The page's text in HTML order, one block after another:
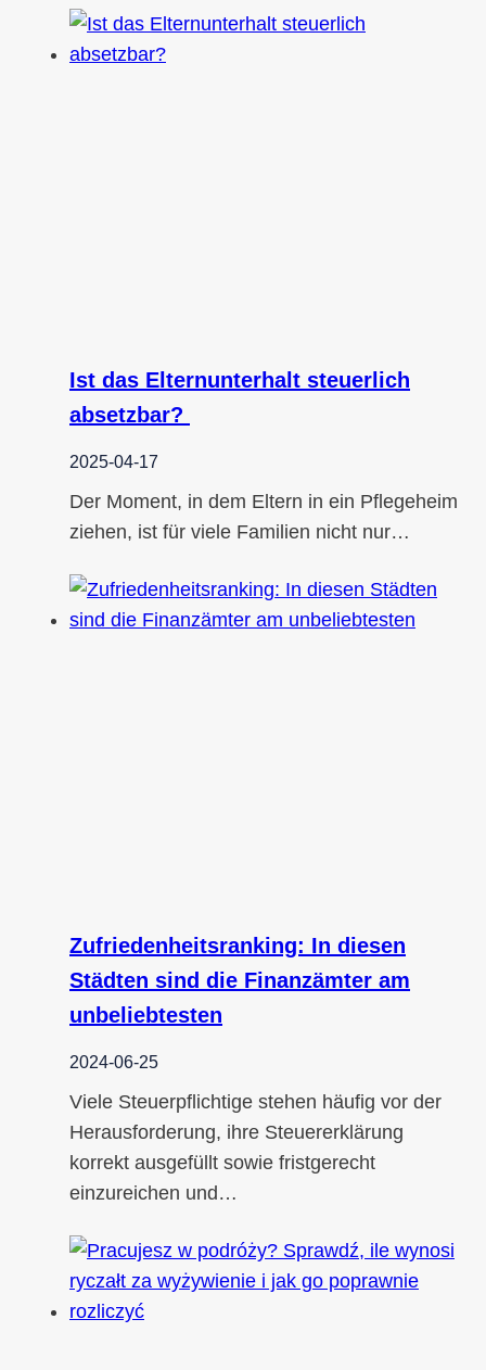
Ist das Elternunterhalt steuerlich
absetzbar?
2025-04-17
Der Moment, in dem Eltern in ein Pflegeheim
ziehen, ist für viele Familien nicht nur…
Zufriedenheitsranking: In diesen
Städten sind die Finanzämter am
unbeliebtesten
2024-06-25
Viele Steuerpflichtige stehen häufig vor der
Herausforderung, ihre Steuererklärung
korrekt ausgefüllt sowie fristgerecht
einzureichen und…